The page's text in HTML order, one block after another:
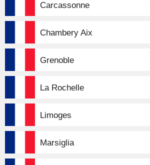
Carcassonne
Chambery Aix
Grenoble
La Rochelle
Limoges
Marsiglia